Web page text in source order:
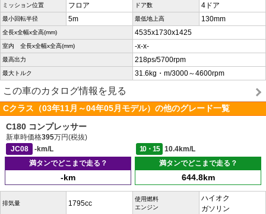
ミッション位置 フロア ドア数 4ドア
最小回転半径 5m 最低地上高 130mm
全長x全幅x全高(mm) 4535x1730x1425
室内 全長x全幅x全高(mm) -x-x-
最高出力 218ps/5700rpm
最大トルク 31.6kg・m/3000～4600rpm
この車のカタログ情報を見る
Cクラス（03年11月～04年05月モデル）の他のグレード一覧
C180 コンプレッサー
新車時価格395万円(税抜)
JC08
-km/L 10・15
10.4km/L
満タンでどこまで走る？
-km
満タンでどこまで走る？
644.8km
排気量 1795cc
使用燃料
エンジン
ハイオク
ガソリン